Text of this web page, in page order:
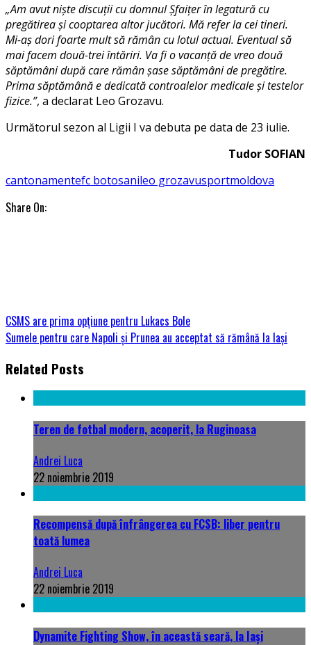
„Am avut nişte discuţii cu domnul Şfaiţer în legatură cu
pregătirea și cooptarea altor jucători. Mă refer la cei tineri.
Mi-aş dori foarte mult să rămân cu lotul actual. Eventual să
mai facem două-trei întăriri. Va fi o vacanţă de vreo două
săptămâni după care rămân şase săptămâni de pregătire.
Prima săptămână e dedicată controalelor medicale şi testelor
fizice.”, a declarat Leo Grozavu.
Următorul sezon al Ligii I va debuta pe data de 23 iulie.
Tudor SOFIAN
cantonamentefc botosanileo grozavusportmoldova
Share On:
CSMS are prima opțiune pentru Lukacs Bole
Sumele pentru care Napoli și Prunea au acceptat să rămână la Iași
Related Posts
Teren de fotbal modern, acoperit, la Ruginoasa
Andrei Luca
22 noiembrie 2019
Recompensă după înfrângerea cu FCSB: liber pentru
toată lumea
Andrei Luca
22 noiembrie 2019
Dynamite Fighting Show, în această seară, la Iași